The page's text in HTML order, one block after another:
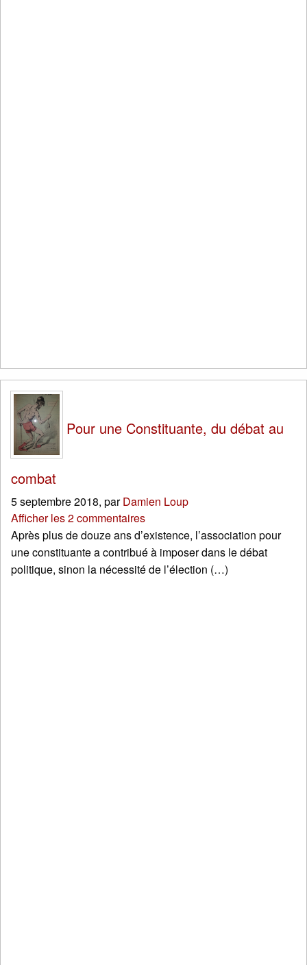
Pour une Constituante, du débat au
combat
5 septembre 2018, parDamien Loup
Afficher les 2 commentaires
Après plus de douze ans d’existence, l’association pour
une constituante a contribué à imposer dans le débat
politique, sinon la nécessité de l’élection (…)